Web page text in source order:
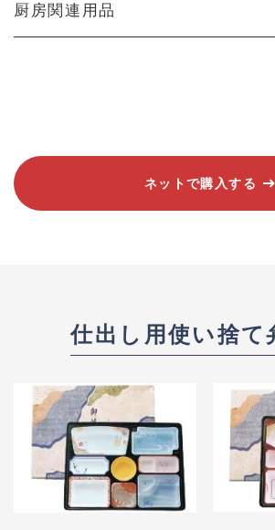
厨房関連用品
ネットで購入する
仕出し用使い捨て